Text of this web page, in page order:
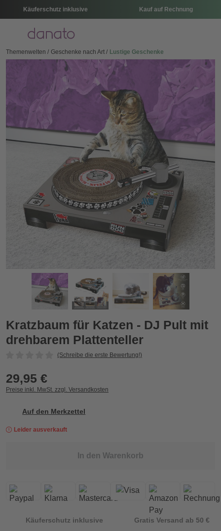
Käuferschutz inklusive Kauf auf Rechnung
Menü
Themenwelten Geschenke nach Art Lustige Geschenke
Kratzbaum für Katzen - DJ Pult mit drehbarem Plattenteller
Zurück
Kratzbaum für Katzen - DJ Pult mit
drehbarem Plattenteller
(Schreibe die erste Bewertung!)
29,95 €
Preise inkl. MwSt. zzgl. Versandkosten
Auf den Merkzettel
Leider ausverkauft
In den Warenkorb
Käuferschutz inklusive Gratis Versand ab 50 €